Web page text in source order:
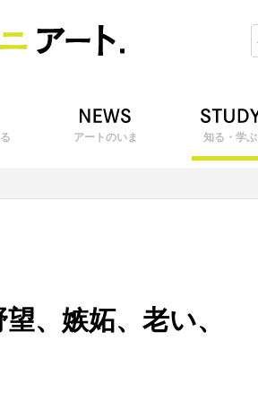
アートのいま 知る・学ぶ
、嫉妬、老い、